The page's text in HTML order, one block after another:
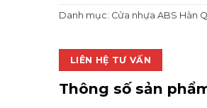
Danh mục: Cửa nhựa ABS Hàn
LIÊN HỆ TƯ VẤN
Thông số sản